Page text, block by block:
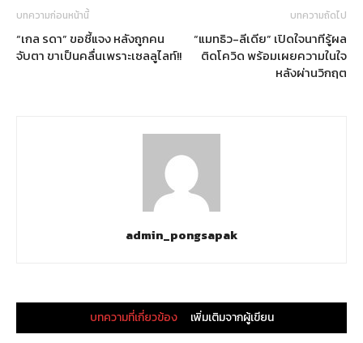
บทความก่อนหน้านี้
“เกล รดา” ขอชี้แจง หลังถูกคน
จับตา ขาเป็นคลื่นเพราะเซลลูไลท์!!
บทความถัดไป
“แมทธิว-ลีเดีย” เปิดใจนาทีรู้ผล
ติดโควิด พร้อมเผยความในใจ
หลังผ่านวิกฤต
admin_pongsapak
บทความที่เกี่ยวข้อง เพิ่มเติมจากผู้เขียน